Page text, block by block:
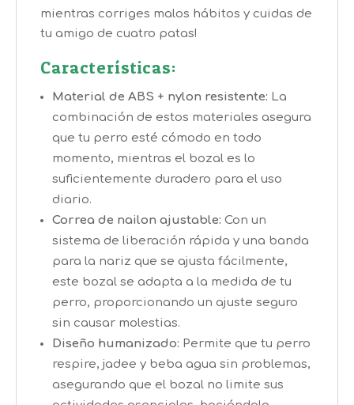
mientras corriges malos hábitos y cuidas de
tu amigo de cuatro patas!
Características:
Material de ABS + nylon resistente: La
combinación de estos materiales asegura
que tu perro esté cómodo en todo
momento, mientras el bozal es lo
suficientemente duradero para el uso
diario.
Correa de nailon ajustable: Con un
sistema de liberación rápida y una banda
para la nariz que se ajusta fácilmente,
este bozal se adapta a la medida de tu
perro, proporcionando un ajuste seguro
sin causar molestias.
Diseño humanizado: Permite que tu perro
respire, jadee y beba agua sin problemas,
asegurando que el bozal no limite sus